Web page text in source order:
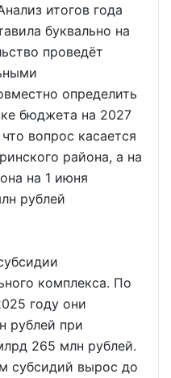
итогов года
буквально на
проведёт
определить
бюджета на 2027
вопрос касается
района, а на
на 1 июня
рублей
комплекса. По
году они
рублей при
265 млн рублей.
субсидий вырос до